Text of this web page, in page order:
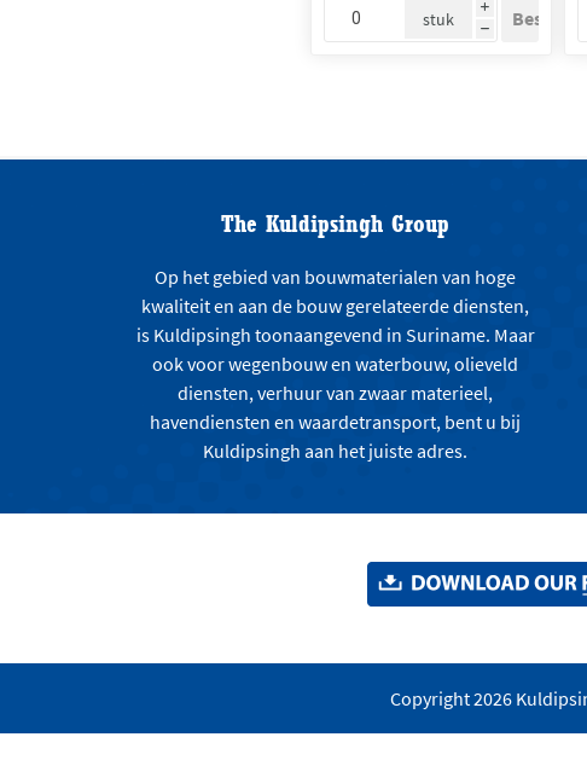
i
h
stuk
The Kuldipsingh Group
Op het gebied van bouwmaterialen van hoge
kwaliteit en aan de bouw gerelateerde diensten,
is Kuldipsingh toonaangevend in Suriname. Maar
ook voor wegenbouw en waterbouw, olieveld
diensten, verhuur van zwaar materieel,
havendiensten en waardetransport, bent u bij
Kuldipsingh aan het juiste adres.
Copyright 2026